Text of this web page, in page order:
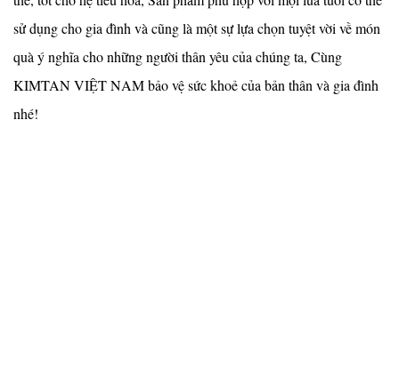
sử dụng cho gia đình và cũng là một sự lựa chọn tuyệt vời về món
quà ý nghĩa cho những người thân yêu của chúng ta, Cùng
KIMTAN VIỆT NAM bảo vệ sức khoẻ của bản thân và gia đình
nhé!